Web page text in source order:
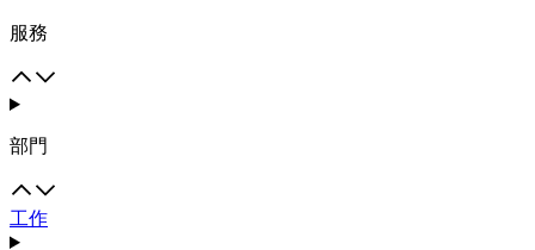
服務
部門
工作